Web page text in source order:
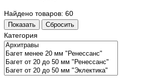
Найдено товаров: 60
Показать Сбросить
Категория